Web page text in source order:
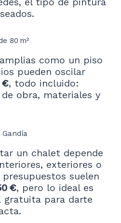
80 m²
como un piso
pueden oscilar
€, todo incluido:
obra, materiales y
un chalet depende
exteriores o
suelen
€, pero lo ideal es
gratuita para darte